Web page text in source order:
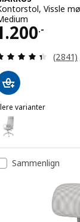
Vissle
.-
1200.-
(2841)
varianter
MARKUS,
Sammenlign